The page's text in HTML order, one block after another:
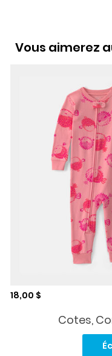
Vous aimerez
Prix de solde
18,00 $
Cotes,